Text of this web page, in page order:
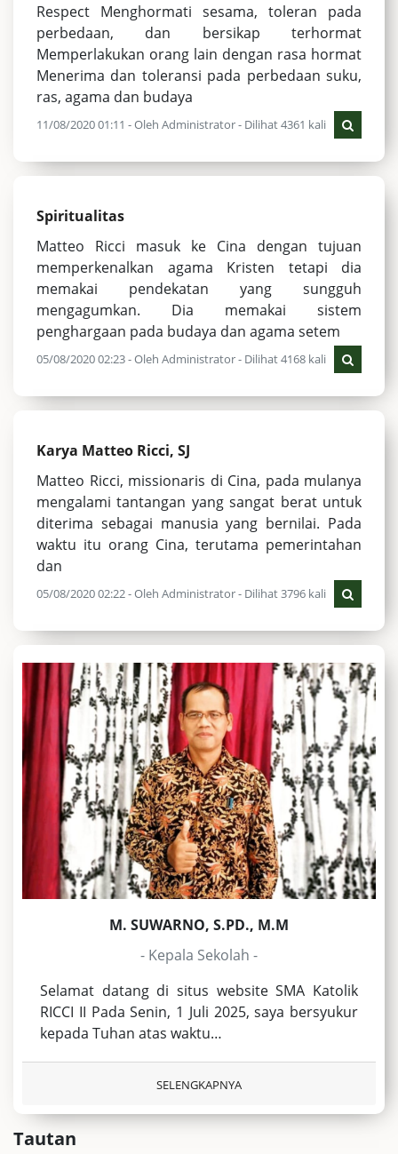
Respect Menghormati sesama, toleran pada
perbedaan, dan bersikap terhormat
Memperlakukan orang lain dengan rasa hormat
Menerima dan toleransi pada perbedaan suku,
ras, agama dan budaya
11/08/2020 01:11 - Oleh Administrator - Dilihat 4361 kali
Spiritualitas
Matteo Ricci masuk ke Cina dengan tujuan
memperkenalkan agama Kristen tetapi dia
memakai pendekatan yang sungguh
mengagumkan. Dia memakai sistem
penghargaan pada budaya dan agama setem
05/08/2020 02:23 - Oleh Administrator - Dilihat 4168 kali
Karya Matteo Ricci, SJ
Matteo Ricci, missionaris di Cina, pada mulanya
mengalami tantangan yang sangat berat untuk
diterima sebagai manusia yang bernilai. Pada
waktu itu orang Cina, terutama pemerintahan
dan
05/08/2020 02:22 - Oleh Administrator - Dilihat 3796 kali
M. SUWARNO, S.PD., M.M
- Kepala Sekolah -
Selamat datang di situs website SMA Katolik
RICCI II Pada Senin, 1 Juli 2025, saya bersyukur
kepada Tuhan atas waktu…
SELENGKAPNYA
Tautan